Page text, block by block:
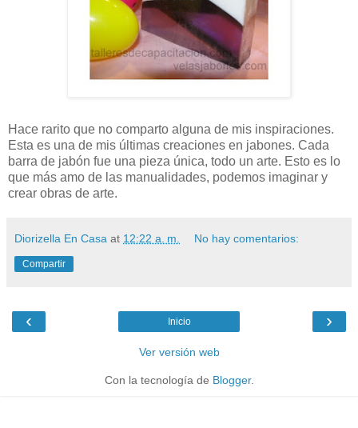
Hace rarito que no comparto alguna de mis inspiraciones.
Esta es una de mis últimas creaciones en jabones. Cada
barra de jabón fue una pieza única, todo un arte. Esto es lo
que más amo de las manualidades, podemos imaginar y
crear obras de arte.
Diorizella En Casa at 12:22 a. m. No hay comentarios:
Compartir
‹ ›
Inicio
Ver versión web
Con la tecnología de Blogger.